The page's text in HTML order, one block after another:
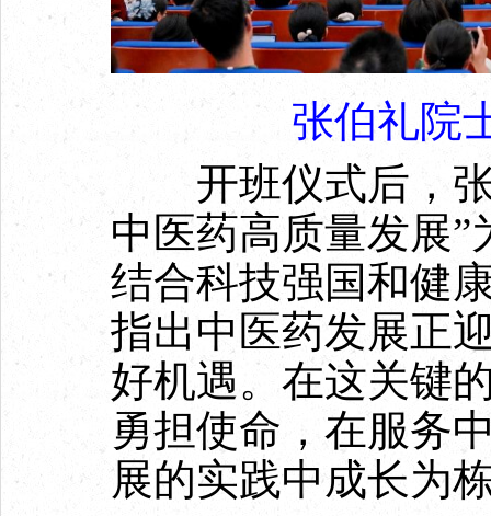
张伯礼院
开班仪式后，张
中医药高质量发展
结合科技强国和健
指出中医药发展正
好机遇。在这关键
勇担使命，在服务
展的实践中成长为